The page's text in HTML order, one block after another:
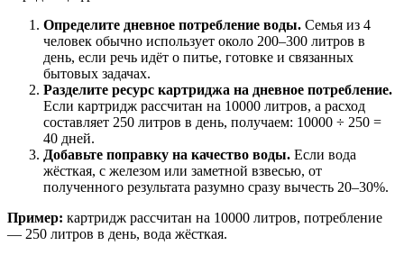
Определите дневное потребление воды. Семья из 4
человек обычно использует около 200–300 литров в
день, если речь идёт о питье, готовке и связанных
бытовых задачах.
Разделите ресурс картриджа на дневное потребление.
Если картридж рассчитан на 10000 литров, а расход
составляет 250 литров в день, получаем: 10000 ÷ 250 =
40 дней.
Добавьте поправку на качество воды. Если вода
жёсткая, с железом или заметной взвесью, от
полученного результата разумно сразу вычесть 20–30%.
Пример: картридж рассчитан на 10000 литров, потребление
— 250 литров в день, вода жёсткая.